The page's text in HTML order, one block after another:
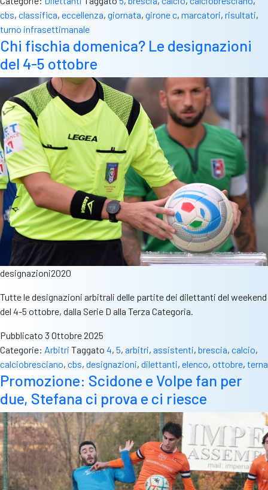
cbs, classifica, eccellenza, giornata, girone c, marcatori, risultati,
turno infrasettimanale
Chi fischia domenica? Le designazioni
del 4-5 ottobre
designazioni2020
Tutte le designazioni arbitrali delle partite dei dilettanti del weekend
del 4-5 ottobre, dalla Serie D alla Terza Categoria.
Pubblicato 3 Ottobre 2025
Categorie: Arbitri Taggato 4, 5, arbitri, assistenti, brescia, calcio,
calciobresciano, cbs, designazioni, dilettanti, elenco, ottobre, terna
Promozione: Scidone e Volpe fan per
due, Stefana ci prova e ci riesce